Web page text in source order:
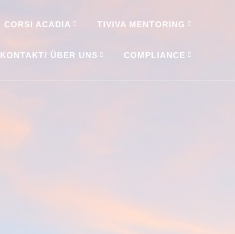
CORSI ACADIA TIVIVA MENTORING
KONTAKT/ ÜBER UNS COMPLIANCE